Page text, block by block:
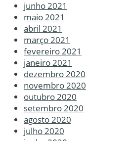
junho 2021
maio 2021
abril 2021
março 2021
fevereiro 2021
janeiro 2021
dezembro 2020
novembro 2020
outubro 2020
setembro 2020
agosto 2020
julho 2020